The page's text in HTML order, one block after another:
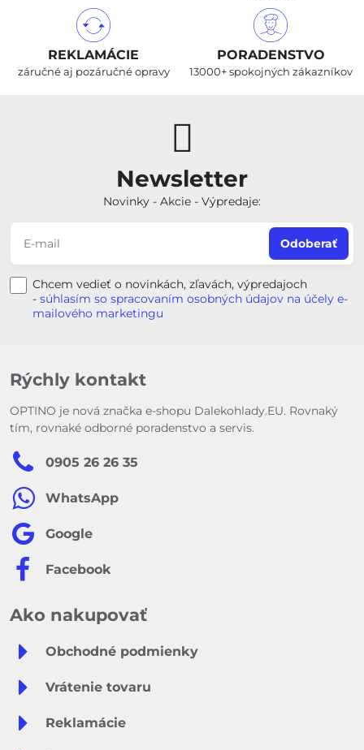
REKLAMÁCIE
záručné aj pozáručné opravy
PORADENSTVO
13000+ spokojných zákazníkov
Newsletter
Novinky - Akcie - Výpredaje:
Odoberať
Chcem vedieť o novinkách, zľavách, výpredajoch
- súhlasím so spracovaním osobných údajov na účely e-
mailového marketingu
Rýchly kontakt
OPTINO je nová značka e-shopu Dalekohlady.EU. Rovnaký
tím, rovnaké odborné poradenstvo a servis.
0905 26 26 35
WhatsApp
Google
Facebook
Ako nakupovať
Obchodné podmienky
Vrátenie tovaru
Reklamácie